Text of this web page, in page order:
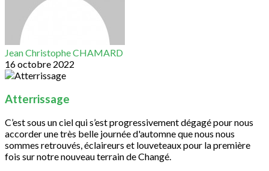
Jean Christophe CHAMARD
16 octobre 2022
Atterrissage
C’est sous un ciel qui s’est progressivement dégagé pour nous
accorder une très belle journée d'automne que nous nous
sommes retrouvés, éclaireurs et louveteaux pour la première
fois sur notre nouveau terrain de Changé.